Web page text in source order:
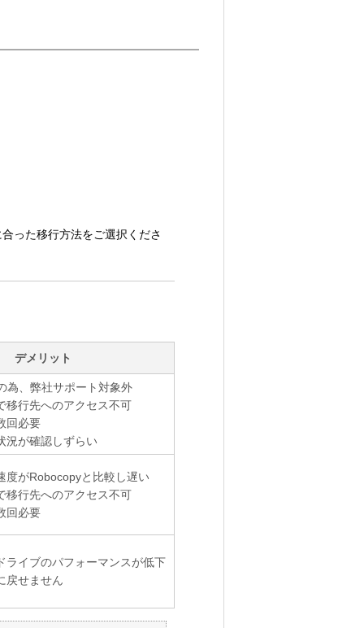
った移行方法をご選択くださ
デメリット
為、弊社サポート対象外
移行先へのアクセス不可
回必要
況が確認しずらい
度がRobocopyと比較し遅い
移行先へのアクセス不可
回必要
ライブのパフォーマンスが低下
戻せません